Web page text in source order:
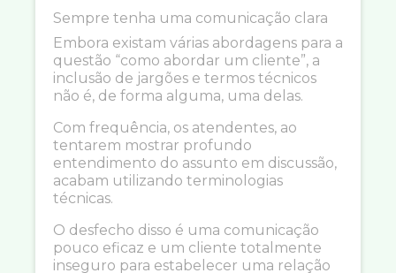
Sempre tenha uma comunicação clara
Embora existam várias abordagens para a
questão “como abordar um cliente”, a
inclusão de jargões e termos técnicos
não é, de forma alguma, uma delas.
Com frequência, os atendentes, ao
tentarem mostrar profundo
entendimento do assunto em discussão,
acabam utilizando terminologias
técnicas.
O desfecho disso é uma comunicação
pouco eficaz e um cliente totalmente
inseguro para estabelecer uma relação